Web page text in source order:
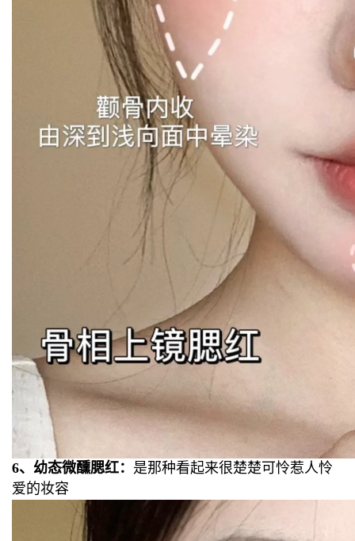
6、幼态微醺腮红： 是那种看起来很楚楚可怜惹人怜
爱的妆容